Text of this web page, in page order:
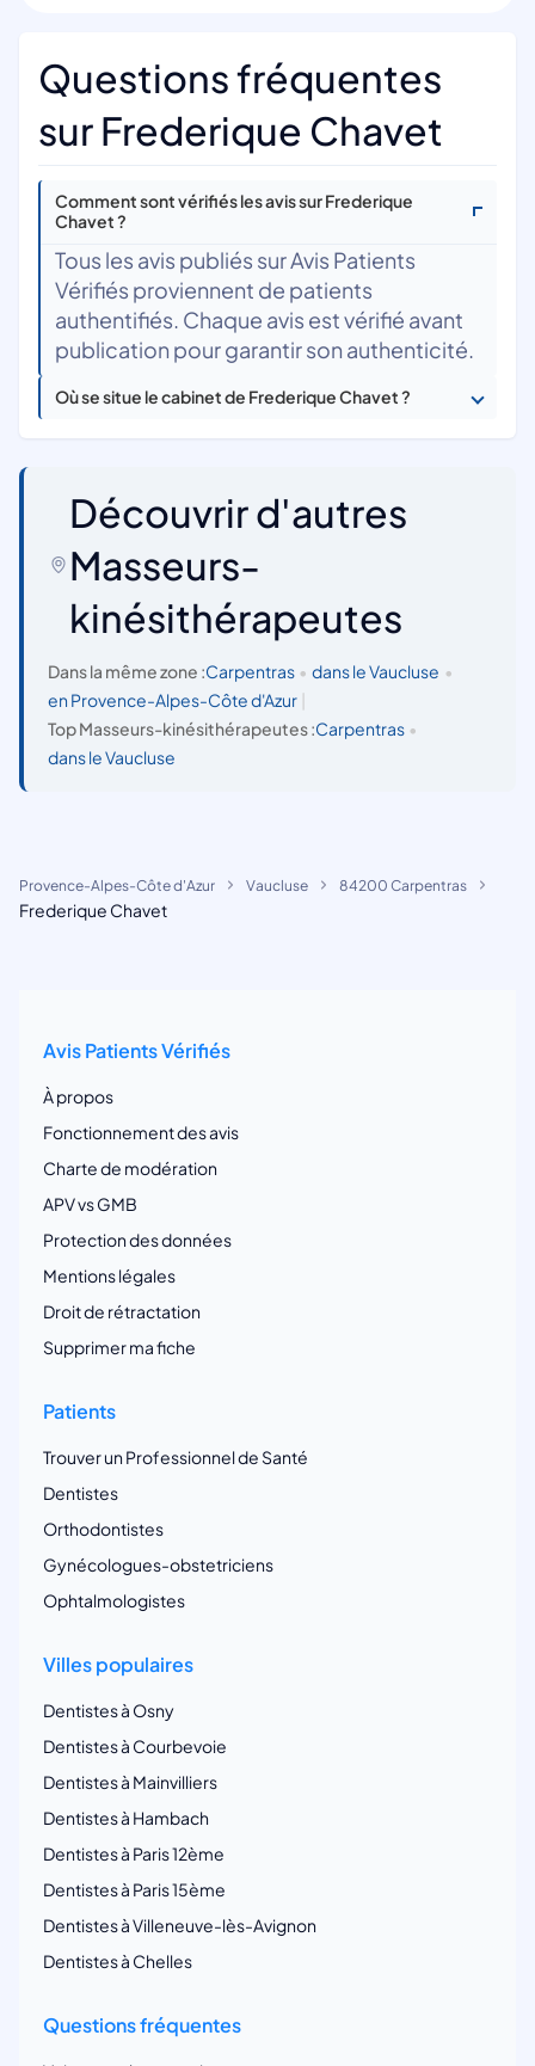
Questions fréquentes
sur Frederique Chavet
Comment sont vérifiés les avis sur Frederique
Chavet ?
Tous les avis publiés sur Avis Patients
Vérifiés proviennent de patients
authentifiés. Chaque avis est vérifié avant
publication pour garantir son authenticité.
Où se situe le cabinet de Frederique Chavet ?
Découvrir d'autres
Masseurs-
kinésithérapeutes
Dans la même zone :Carpentras • dans le Vaucluse •
en Provence-Alpes-Côte d'Azur
Top Masseurs-kinésithérapeutes :Carpentras •
dans le Vaucluse
Provence-Alpes-Côte d'Azur Vaucluse 84200 Carpentras
Frederique Chavet
Avis Patients Vérifiés
À propos
Fonctionnement des avis
Charte de modération
APV vs GMB
Protection des données
Mentions légales
Droit de rétractation
Supprimer ma fiche
Patients
Trouver un Professionnel de Santé
Dentistes
Orthodontistes
Gynécologues-obstetriciens
Ophtalmologistes
Villes populaires
Dentistes à Osny
Dentistes à Courbevoie
Dentistes à Mainvilliers
Dentistes à Hambach
Dentistes à Paris 12ème
Dentistes à Paris 15ème
Dentistes à Villeneuve-lès-Avignon
Dentistes à Chelles
Questions fréquentes